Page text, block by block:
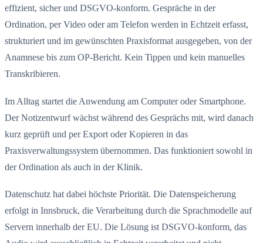
effizient, sicher und DSGVO-konform. Gespräche in der
Ordination, per Video oder am Telefon werden in Echtzeit erfasst,
strukturiert und im gewünschten Praxisformat ausgegeben, von der
Anamnese bis zum OP-Bericht. Kein Tippen und kein manuelles
Transkribieren.
Im Alltag startet die Anwendung am Computer oder Smartphone.
Der Notizentwurf wächst während des Gesprächs mit, wird danach
kurz geprüft und per Export oder Kopieren in das
Praxisverwaltungssystem übernommen. Das funktioniert sowohl in
der Ordination als auch in der Klinik.
Datenschutz hat dabei höchste Priorität. Die Datenspeicherung
erfolgt in Innsbruck, die Verarbeitung durch die Sprachmodelle auf
Servern innerhalb der EU. Die Lösung ist DSGVO-konform, das